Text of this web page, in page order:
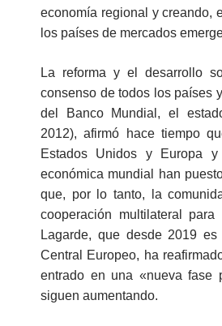
economía regional y creando,
los países de mercados
La reforma y el desarrollo
consenso de todos los países
del Banco Mundial, el
2012), afirmó hace tiempo
Estados Unidos y Europa
económica mundial han
que, por lo tanto, la
cooperación multilateral
Lagarde, que desde 2019
Central Europeo, ha
entrado en una «nueva
siguen aumentando.